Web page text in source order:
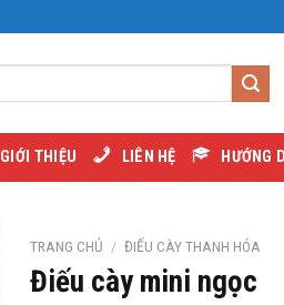
GIỚI THIỆU LIÊN HỆ HƯỚNG
TRANG CHỦ / ĐIẾU CÀY THANH HÓA
Điếu cày mini ngọc